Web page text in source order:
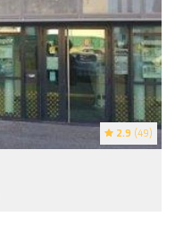
2.9 (49)